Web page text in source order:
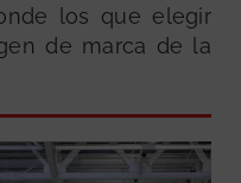
los que elegir
de marca de la